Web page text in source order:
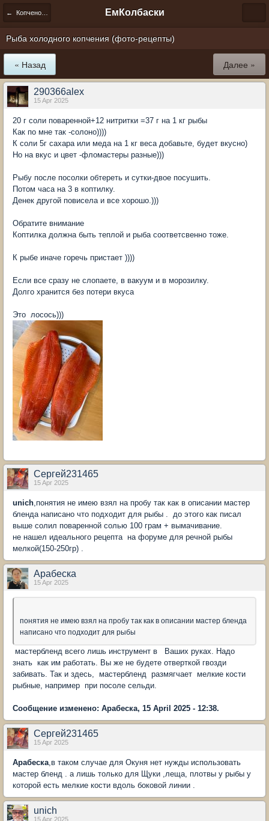
← Копчености ЕмКолбаски
Рыба холодного копчения (фото-рецепты)
« Назад Далее »
290366alex
15 Apr 2025
20 г соли поваренной+12 нитритки =37 г на 1 кг рыбы
Как по мне так -солоно))))
К соли 5г сахара или меда на 1 кг веса добавьте, будет вкусно)
Но на вкус и цвет -фломастеры разные)))
Рыбу после посолки обтереть и сутки-двое посушить.
Потом часа на 3 в коптилку.
Денек другой повисела и все хорошо.)))
Обратите внимание
Коптилка должна быть теплой и рыба соответсвенно тоже.
К рыбе иначе горечь пристает ))))
Если все сразу не слопаете, в вакуум и в морозилку.
Долго хранится без потери вкуса
Это лосось)))
Сергей231465
15 Apr 2025
unich,понятия не имею взял на пробу так как в описании мастер
бленда написано что подходит для рыбы . до этого как писал
выше солил поваренной солью 100 грам + вымачивание.
не нашел идеального рецепта на форуме для речной рыбы
мелкой(150-250гр) .
Арабеска
15 Apr 2025
понятия не имею взял на пробу так как в описании мастер бленда
написано что подходит для рыбы
мастербленд всего лишь инструмент в Ваших руках. Надо
знать как им работать. Вы же не будете отверткой гвозди
забивать. Так и здесь, мастербленд размягчает мелкие кости
рыбные, например при посоле сельди.
Сообщение изменено: Арабеска, 15 April 2025 - 12:38.
Сергей231465
15 Apr 2025
Арабеска,в таком случае для Окуня нет нужды использовать
мастер бленд . а лишь только для Щуки ,леща, плотвы у рыбы у
которой есть мелкие кости вдоль боковой линии .
unich
15 Apr 2025